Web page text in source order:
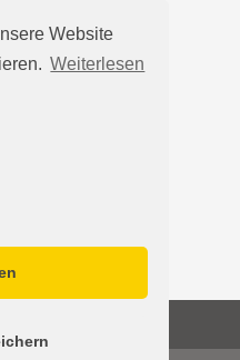
Website
Weiterlesen
OHG